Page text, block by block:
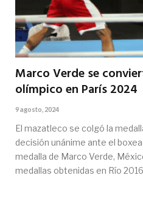
Marco Verde se
olímpico en París 2024
9 agosto, 2024
El mazatleco se colgó la
decisión unánime ante el
medalla de Marco Verde,
medallas obtenidas en Río